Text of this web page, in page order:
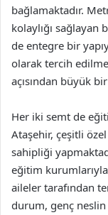
bağlamaktadır.
kolaylığı
de entegre bir
olarak tercih
açısından büyük
Her iki semt de
Ataşehir, çeşitli
sahipliği
eğitim
aileler tarafından
durum, genç neslin